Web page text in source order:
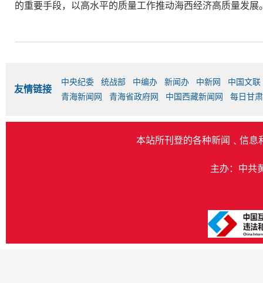
的重要手段，以高水平的质量工作推动海西经济高质量发展
友情链接
中央纪委 统战部 中编办 新闻办 中新网
中国文联
青海新闻网
青海省政府网 中国西藏新闻网 每日甘
本站所刊登的各种新闻﹑信息
主办：中共